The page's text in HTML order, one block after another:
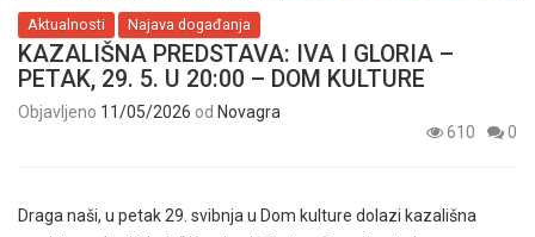
Aktualnosti Najava događanja
KAZALIŠNA PREDSTAVA: IVA I GLORIA –
PETAK, 29. 5. U 20:00 – DOM KULTURE
Objavljeno 11/05/2026 od Novagra
610
0
Draga naši, u petak 29. svibnja u Dom kulture dolazi kazališna